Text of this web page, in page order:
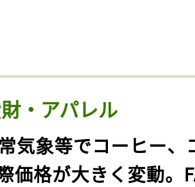
・アパレル
気象等でコーヒー、
価格が大きく変動。